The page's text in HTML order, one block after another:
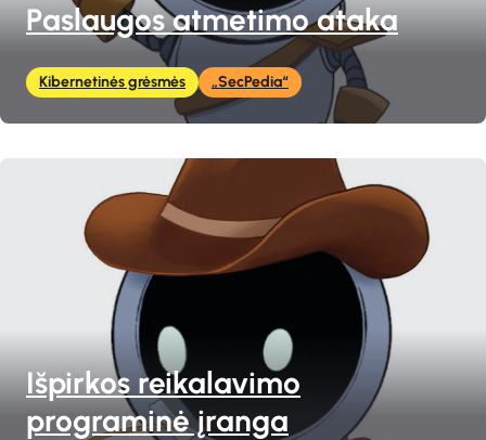
Paslaugos atmetimo ataka
Kibernetinės grėsmės „SecPedia“
Išpirkos reikalavimo
programinė įranga